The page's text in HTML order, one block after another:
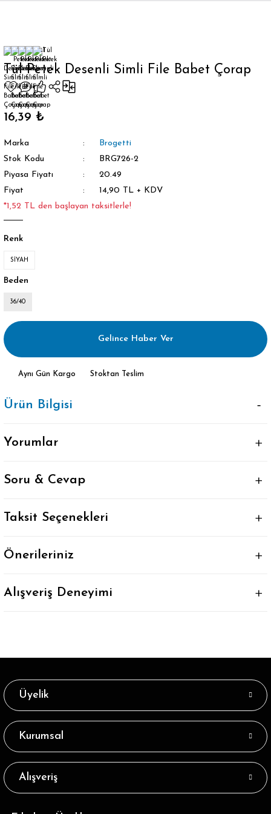
Tül Petek Desenli Simli File Babet Çorap
16,39 ₺
Marka
Brogetti
Stok Kodu
BRG726-2
Piyasa Fiyatı
20.49
Fiyat
14,90 TL + KDV
*1,52 TL den başlayan taksitlerle!
Renk
SİYAH
Beden
36/40
Gelince Haber Ver
Aynı Gün Kargo Stoktan Teslim
Ürün Bilgisi
Yorumlar
Soru & Cevap
Taksit Seçenekleri
Önerileriniz
Alışveriş Deneyimi
Üyelik
Kurumsal
Alışveriş